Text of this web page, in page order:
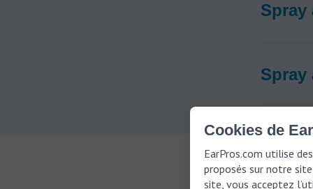
Spray
Spray
Cookies de
EarPros.com utilise
proposés sur notre
site, vous acceptez